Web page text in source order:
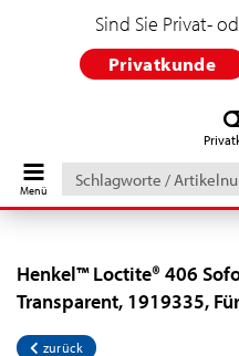
Schlagworte
/
Artikelnummer
EAN
Sind Sie Privat-
Privatkunde
Henkel™ Loctite® 406
Transparent, 1919335,
zurück